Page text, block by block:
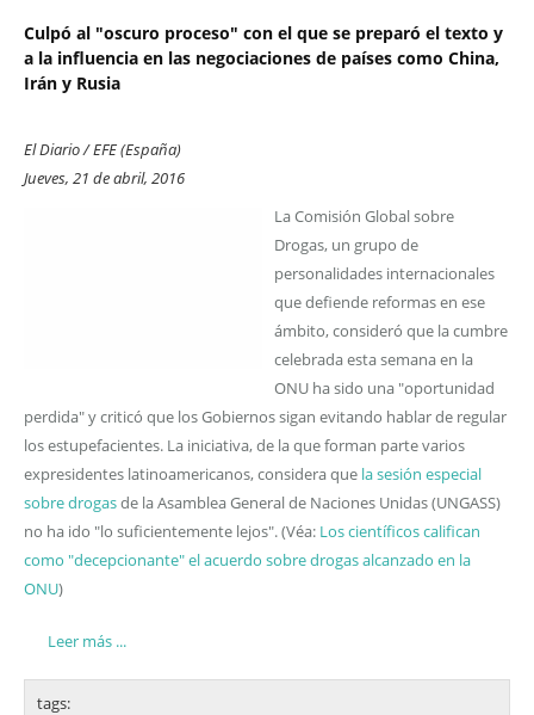
Culpó al "oscuro proceso" con el que se preparó el texto y
a la influencia en las negociaciones de países como China,
Irán y Rusia
El Diario / EFE (España)
Jueves, 21 de abril, 2016
La Comisión Global sobre
Drogas, un grupo de
personalidades internacionales
que defiende reformas en ese
ámbito, consideró que la cumbre
celebrada esta semana en la
ONU ha sido una "oportunidad
perdida" y criticó que los Gobiernos sigan evitando hablar de regular
los estupefacientes. La iniciativa, de la que forman parte varios
expresidentes latinoamericanos, considera que la sesión especial
sobre drogasde la Asamblea General de Naciones Unidas (UNGASS)
no ha ido "lo suficientemente lejos". (Véa: Los científicos califican
como "decepcionante" el acuerdo sobre drogas alcanzado en la
ONU)
Leer más ...
tags: